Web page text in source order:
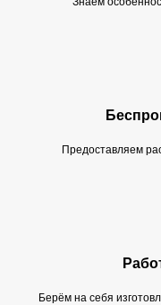
Предоставляем
Берём на себя